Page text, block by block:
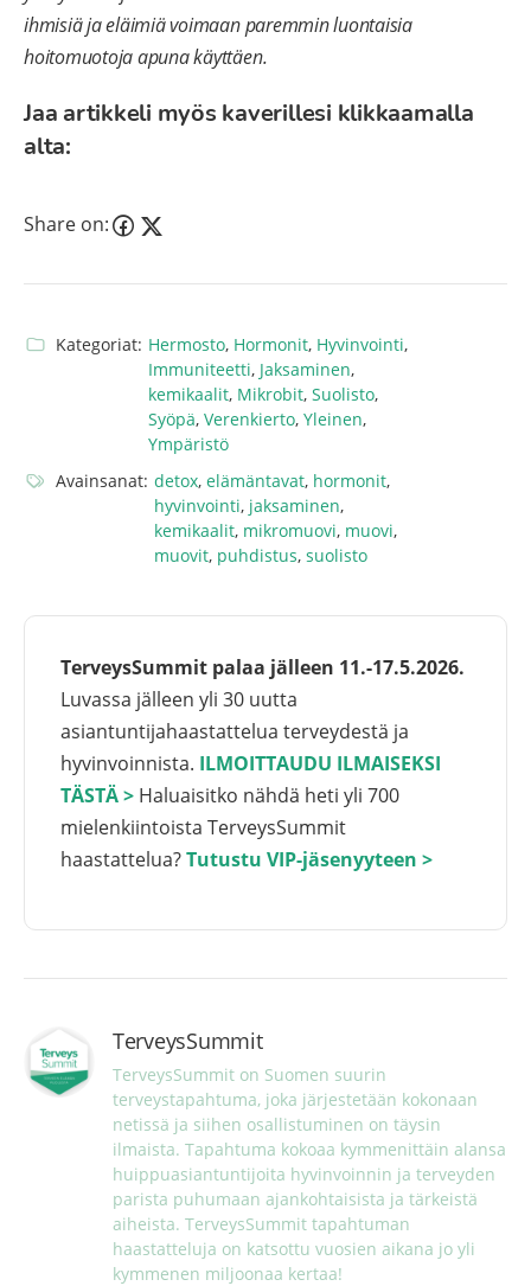
ihmisiä ja eläimiä voimaan paremmin luontaisia
hoitomuotoja apuna käyttäen.
Jaa artikkeli myös kaverillesi klikkaamalla
alta:
Share on:
Kategoriat: Hermosto, Hormonit, Hyvinvointi,
Immuniteetti, Jaksaminen,
kemikaalit, Mikrobit, Suolisto,
Syöpä, Verenkierto, Yleinen,
Ympäristö
Avainsanat: detox, elämäntavat, hormonit,
hyvinvointi, jaksaminen,
kemikaalit, mikromuovi, muovi,
muovit, puhdistus, suolisto
TerveysSummit palaa jälleen 11.-17.5.2026.
Luvassa jälleen yli 30 uutta
asiantuntijahaastattelua terveydestä ja
hyvinvoinnista. ILMOITTAUDU ILMAISEKSI
TÄSTÄ > Haluaisitko nähdä heti yli 700
mielenkiintoista TerveysSummit
haastattelua?Tutustu VIP-jäsenyyteen >
TerveysSummit
TerveysSummit on Suomen suurin
terveystapahtuma, joka järjestetään kokonaan
netissä ja siihen osallistuminen on täysin
ilmaista. Tapahtuma kokoaa kymmenittäin alansa
huippuasiantuntijoita hyvinvoinnin ja terveyden
parista puhumaan ajankohtaisista ja tärkeistä
aiheista. TerveysSummit tapahtuman
haastatteluja on katsottu vuosien aikana jo yli
kymmenen miljoonaa kertaa!